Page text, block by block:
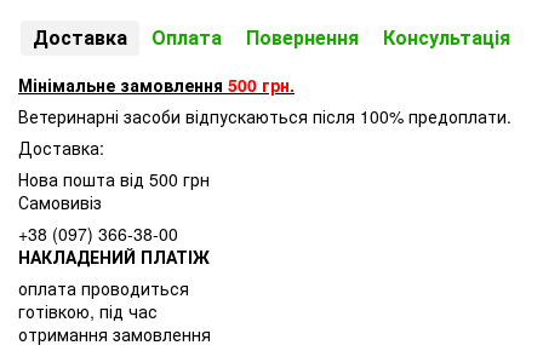
Доставка Оплата Повернення Консультація
Мінімальне замовлення 500 грн.
Ветеринарні засоби відпускаються після 100% предоплати.
Доставка:
Нова пошта від 500 грн
Самовивіз
+38 (097) 366-38-00
НАКЛАДЕНИЙ ПЛАТІЖ
оплата проводиться
готівкою, під час
отримання замовлення